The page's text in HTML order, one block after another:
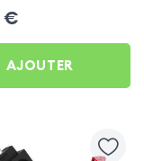
€
AJOUTER